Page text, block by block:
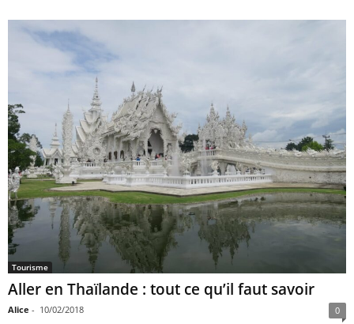
Tourisme
Aller en Thaïlande : tout ce qu’il faut savoir
Alice - 10/02/2018 0